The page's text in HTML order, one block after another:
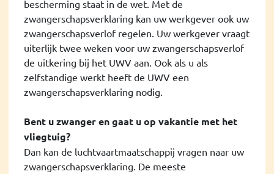
bescherming staat in de wet. Met de
zwangerschapsverklaring kan uw werkgever ook uw
zwangerschapsverlof regelen. Uw werkgever vraagt
uiterlijk twee weken voor uw zwangerschapsverlof
de uitkering bij het UWV aan. Ook als u als
zelfstandige werkt heeft de UWV een
zwangerschapsverklaring nodig.
Bent u zwanger en gaat u op vakantie met het
vliegtuig?
Dan kan de luchtvaartmaatschappij vragen naar uw
zwangerschapsverklaring. De meeste